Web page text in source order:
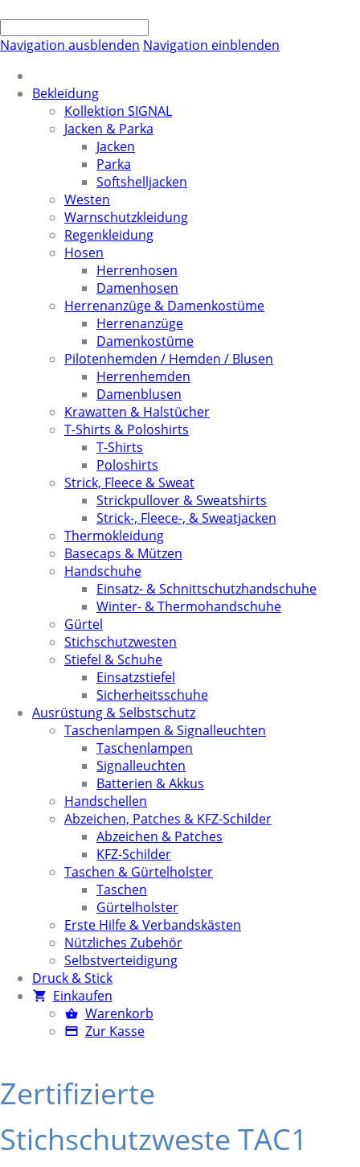
Navigation ausblenden Navigation einblenden
Bekleidung
Kollektion SIGNAL
Jacken & Parka
Jacken
Parka
Softshelljacken
Westen
Warnschutzkleidung
Regenkleidung
Hosen
Herrenhosen
Damenhosen
Herrenanzüge & Damenkostüme
Herrenanzüge
Damenkostüme
Pilotenhemden / Hemden / Blusen
Herrenhemden
Damenblusen
Krawatten & Halstücher
T-Shirts & Poloshirts
T-Shirts
Poloshirts
Strick, Fleece & Sweat
Strickpullover & Sweatshirts
Strick-, Fleece-, & Sweatjacken
Thermokleidung
Basecaps & Mützen
Handschuhe
Einsatz- & Schnittschutzhandschuhe
Winter- & Thermohandschuhe
Gürtel
Stichschutzwesten
Stiefel & Schuhe
Einsatzstiefel
Sicherheitsschuhe
Ausrüstung & Selbstschutz
Taschenlampen & Signalleuchten
Taschenlampen
Signalleuchten
Batterien & Akkus
Handschellen
Abzeichen, Patches & KFZ-Schilder
Abzeichen & Patches
KFZ-Schilder
Taschen & Gürtelholster
Taschen
Gürtelholster
Erste Hilfe & Verbandskästen
Nützliches Zubehör
Selbstverteidigung
Druck & Stick
Einkaufen
Warenkorb
Zur Kasse
Zertifizierte
Stichschutzweste TAC1